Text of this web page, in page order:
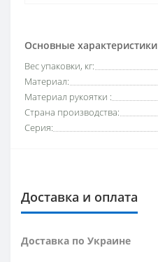
Основные характеристики
Вес упаковки, кг:
Материал:
Материал рукоятки :
Страна производства:
Серия:
Доставка и оплата
Доставка по Украине